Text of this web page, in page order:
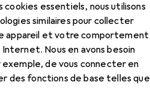
cookies essentiels, nous utilisons
similaires pour collecter
appareil et votre comportement
Nous en avons besoin
de vous connecter en
des fonctions de base telles que
Salon de la piscine
Bestway Salon